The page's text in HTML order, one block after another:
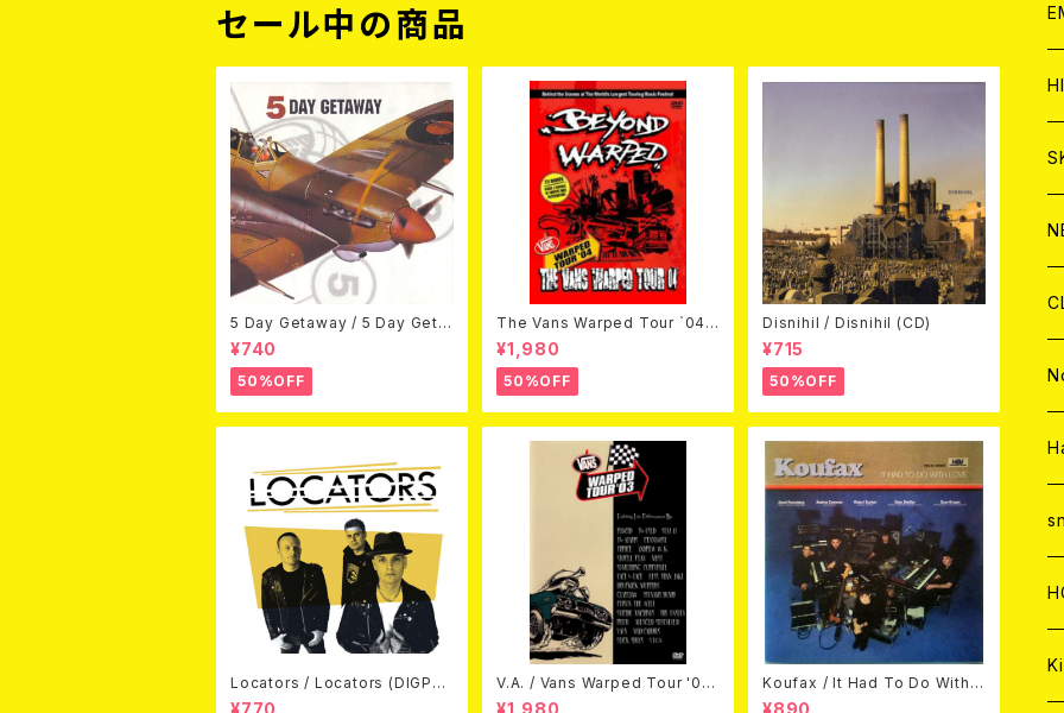
セール中の商品
5 Day Getaway / 5 Day Geta
way (CDEP)
¥740
50%OFF
The Vans Warped Tour `04
Beyond Warped (国内盤DVD)
¥1,980
50%OFF
Disnihil / Disnihil (CD)
¥715
50%OFF
Locators / Locators (DIGPAC
K CD)
V.A. / Vans Warped Tour '03
(DVD)
Koufax / It Had To Do With L
ove (CD)